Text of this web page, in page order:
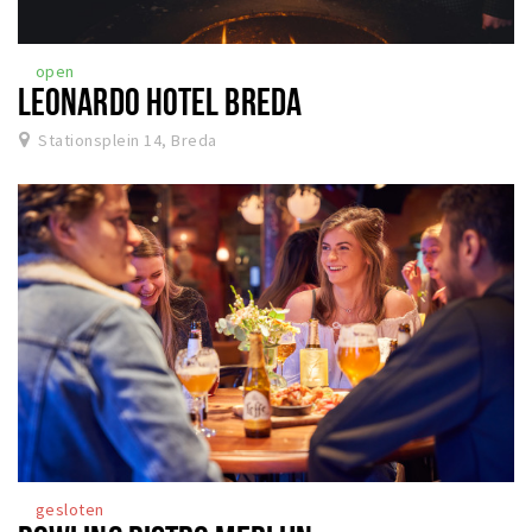
open
LEONARDO HOTEL BREDA
Stationsplein 14, Breda
gesloten